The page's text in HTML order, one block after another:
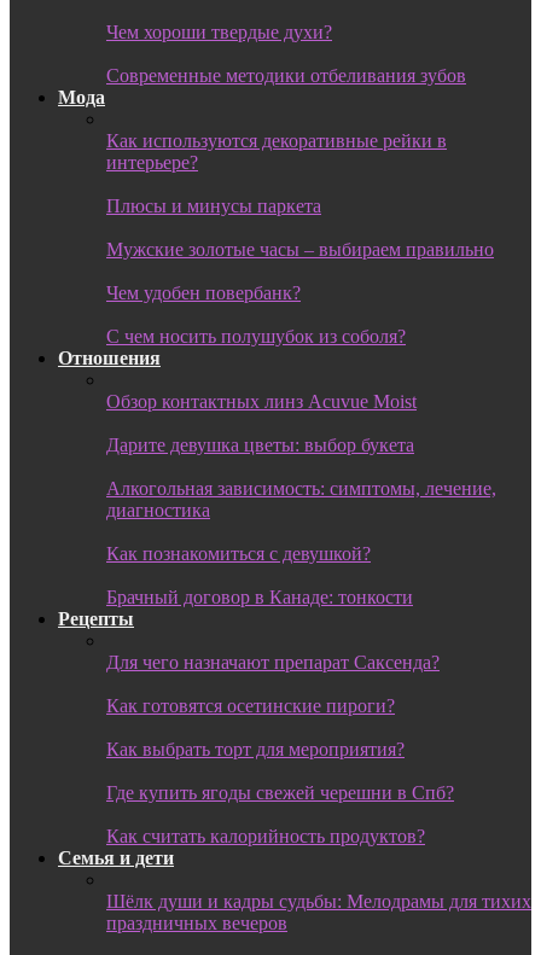
Чем хороши твердые духи?
Современные методики отбеливания зубов
Мода
Как используются декоративные рейки в
интерьере?
Плюсы и минусы паркета
Мужские золотые часы – выбираем правильно
Чем удобен повербанк?
С чем носить полушубок из соболя?
Отношения
Обзор контактных линз Acuvue Moist
Дарите девушка цветы: выбор букета
Алкогольная зависимость: симптомы, лечение,
диагностика
Как познакомиться с девушкой?
Брачный договор в Канаде: тонкости
Рецепты
Для чего назначают препарат Саксенда?
Как готовятся осетинские пироги?
Как выбрать торт для мероприятия?
Где купить ягоды свежей черешни в Спб?
Как считать калорийность продуктов?
Семья и дети
Шёлк души и кадры судьбы: Мелодрамы для тихих
праздничных вечеров